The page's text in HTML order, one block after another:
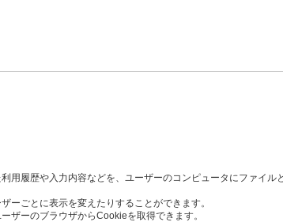
用履歴や入力内容などを、ユーザーのコンピュータにファイル
ーごとに表示を変えたりすることができます。
ザーのブラウザからCookieを取得できます。